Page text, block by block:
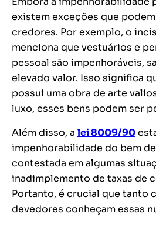
existem exceções que
credores. Por exemplo, o
menciona que vestuários e
pessoal são impenhoráveis,
elevado valor. Isso significa
possui uma obra de arte
luxo, esses bens podem ser
Além disso, a lei 8009/90
impenhorabilidade do bem
contestada em algumas
inadimplemento de taxas de
Portanto, é crucial que tanto
devedores conheçam essas